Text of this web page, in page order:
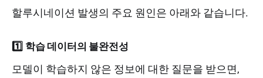
할루시네이션 발생의 주요 원인은 아래와 같습니다.
1️⃣ 학습 데이터의 불완전성
모델이 학습하지 않은 정보에 대한 질문을 받으면,